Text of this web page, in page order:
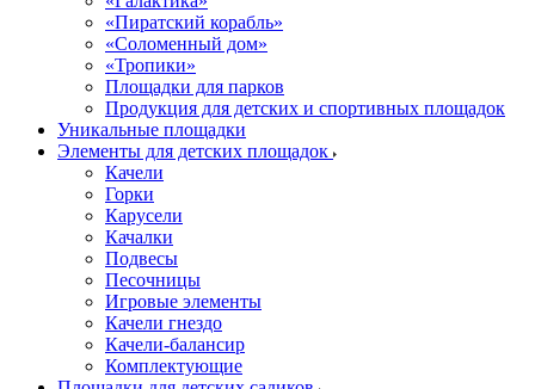
«Пиратский корабль»
«Соломенный дом»
«Тропики»
Площадки для парков
Продукция для детских и спортивных площадок
Уникальные площадки
Элементы для детских площадок
Качели
Горки
Карусели
Качалки
Подвесы
Песочницы
Игровые элементы
Качели гнездо
Качели-балансир
Комплектующие